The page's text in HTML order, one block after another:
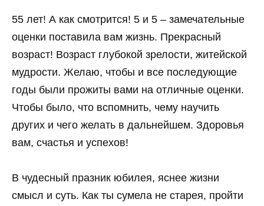
55 лет! А как смотрится! 5 и 5 – замечательные
оценки поставила вам жизнь. Прекрасный
возраст! Возраст глубокой зрелости, житейской
мудрости. Желаю, чтобы и все последующие
годы были прожиты вами на отличные оценки.
Чтобы было, что вспомнить, чему научить
других и чего желать в дальнейшем. Здоровья
вам, счастья и успехов!
В чудесный празник юбилея, яснее жизни
смысл и суть. Как ты сумела не старея, пройти